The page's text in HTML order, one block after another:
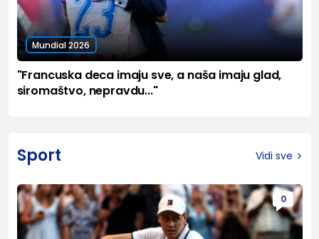
Mundial 2026
"Francuska deca imaju sve, a naša imaju glad,
siromaštvo, nepravdu..."
Sport Vidi sve
0